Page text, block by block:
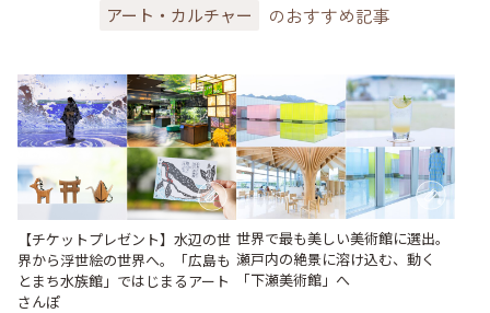
アート・カルチャー のおすすめ記事
【チケットプレゼント】水辺の世
界から浮世絵の世界へ。「広島も
とまち水族館」ではじまるアート
さんぽ
世界で最も美しい美術館に選出。
瀬戸内の絶景に溶け込む、動く
「下瀬美術館」へ